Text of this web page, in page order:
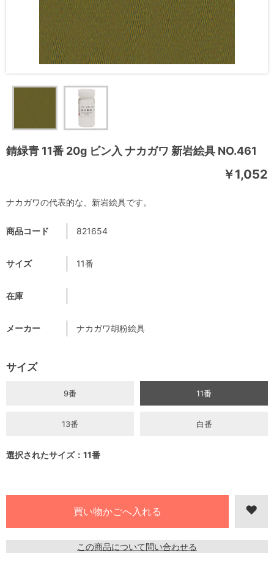
錆緑青 11番 20g ビン入 ナカガワ 新岩絵具 NO.461
￥1,052
商品コード 821654
サイズ 11番
在庫
メーカー ナカガワ胡粉絵具
サイズ
9番 11番
13番 白番
選択されたサイズ：11番
この商品について問い合わせる
ナカガワの代表的な、新岩絵具です。